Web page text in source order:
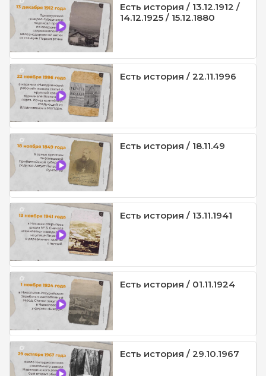
Есть история / 13.12.1912 /
14.12.1925 / 15.12.1880
Есть история / 22.11.1996
Есть история / 18.11.49
Есть история / 13.11.1941
Есть история / 01.11.1924
Есть история / 29.10.1967